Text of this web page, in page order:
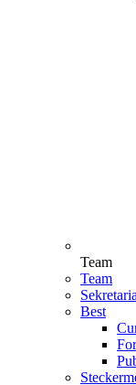
Team
Team
Best